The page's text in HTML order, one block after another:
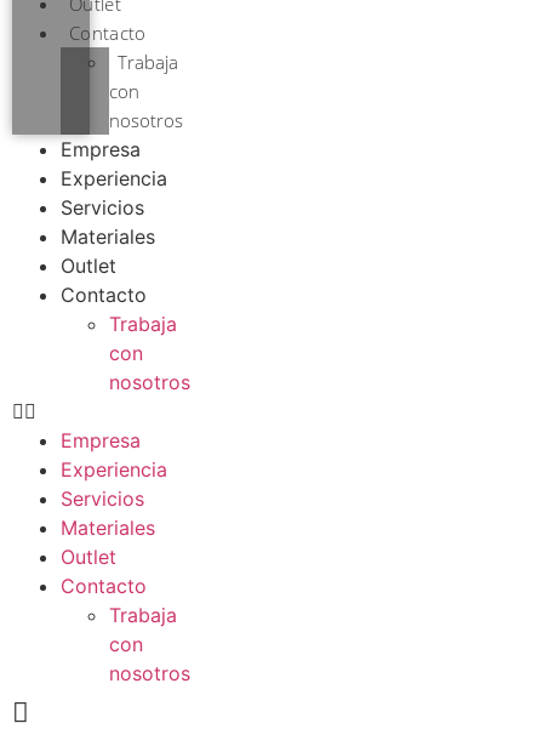
Contacto
Trabaja
con
nosotros
Empresa
Experiencia
Servicios
Materiales
Outlet
Contacto
Trabaja
con
nosotros
Empresa
Experiencia
Servicios
Materiales
Outlet
Contacto
Trabaja
con
nosotros